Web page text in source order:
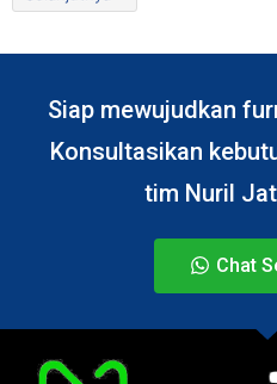
Siap mewujudkan
Konsultasikan
tim Nuril
Chat